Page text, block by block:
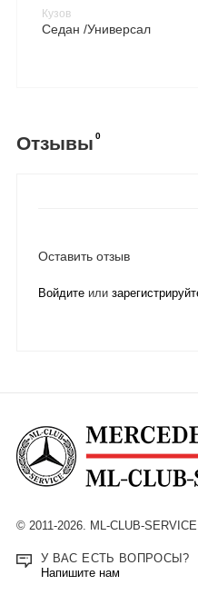
Кузов
Седан /Универсал
Отзывы 0
Оставить отзыв
Войдитеили
© 2011-2026. ML-CLUB-
У ВАС ЕСТЬ ВОПРОСЫ?
Напишите нам